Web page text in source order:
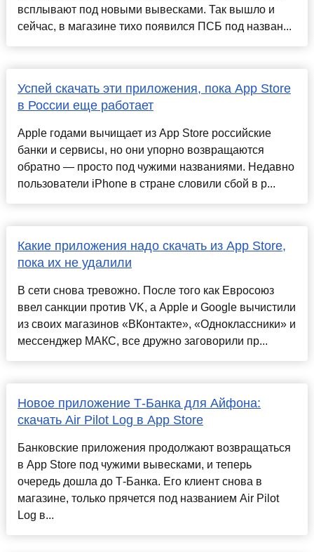
всплывают под новыми вывесками. Так вышло и
сейчас, в магазине тихо появился ПСБ под назван...
Успей скачать эти приложения, пока App Store
в России еще работает
Apple годами вычищает из App Store российские
банки и сервисы, но они упорно возвращаются
обратно — просто под чужими названиями. Недавно
пользователи iPhone в стране словили сбой в р...
Какие приложения надо скачать из App Store,
пока их не удалили
В сети снова тревожно. После того как Евросоюз
ввел санкции против VK, а Apple и Google вычистили
из своих магазинов «ВКонтакте», «Одноклассники» и
мессенджер МАКС, все дружно заговорили пр...
Новое приложение Т-Банка для Айфона:
скачать Air Pilot Log в App Store
Банковские приложения продолжают возвращаться
в App Store под чужими вывесками, и теперь
очередь дошла до Т-Банка. Его клиент снова в
магазине, только прячется под названием Air Pilot
Log в...